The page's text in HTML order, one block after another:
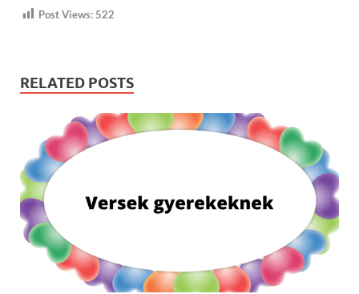
Post Views: 522
RELATED POSTS